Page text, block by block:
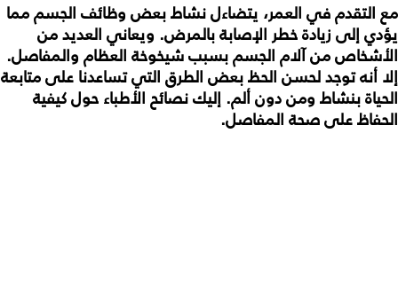
مع التقدم في العمر، يتضاءل نشاط بعض وظائف الجسم مما
يؤدي إلى زيادة خطر الإصابة بالمرض. ويعاني العديد من
الأشخاص من آلام الجسم بسبب شيخوخة العظام والمفاصل.
إلا أنه توجد لحسن الحظ بعض الطرق التي تساعدنا على متابعة
الحياة بنشاط ومن دون ألم. إليك نصائح الأطباء حول كيفية
الحفاظ على صحة المفاصل.